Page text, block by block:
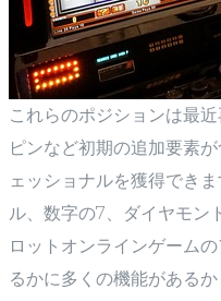
これらのポジションは最
ピンなど初期の追加要素
ェッショナルを獲得でき
ル、数字の7、ダイヤモン
ロットオンラインゲーム
るかに多くの機能がある